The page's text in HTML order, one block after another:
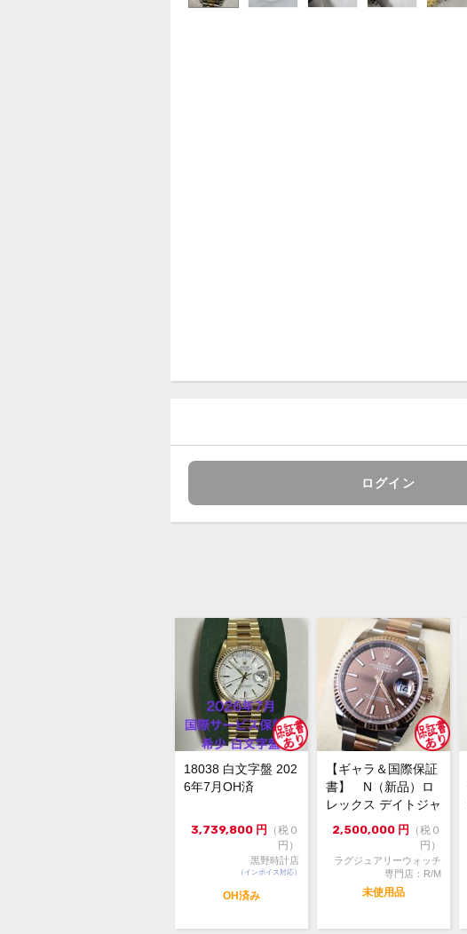
ログイン
18038 白文字盤 202
6年7月OH済
3,739,800 円
（税０
円）
黒野時計店
（インボイス対応）
OH済み
【ギャラ＆国際保証
書】 N（新品）ロ
レックス デイトジャ
スト126231 36m...
2,500,000 円
（税０
円）
ラグジュアリーウォッチ
専門店：R/M
未使用品